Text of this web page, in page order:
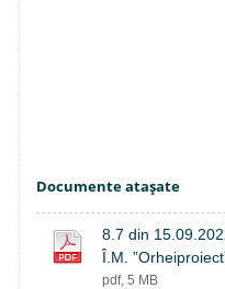
Documente ataşate
8.7 din
Î.M.
pdf, 5 MB